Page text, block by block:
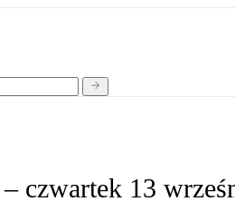
czwartek 13